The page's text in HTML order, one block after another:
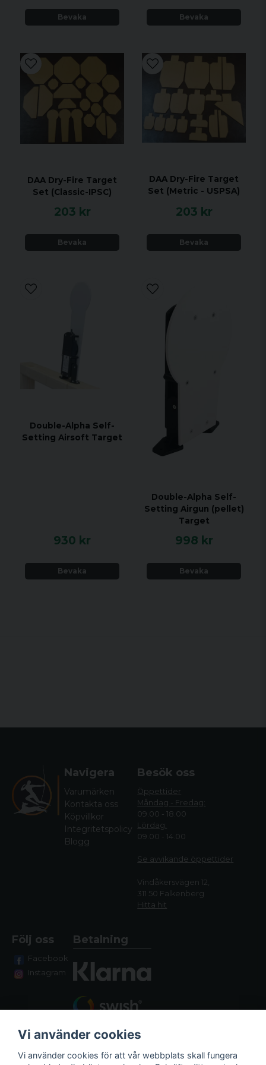
Bevaka Bevaka
DAA Dry-Fire Target
Set (Classic-IPSC)
203 kr
Bevaka
DAA Dry-Fire Target
Set (Metric - USPSA)
203 kr
Bevaka
Double-Alpha Self-
Setting Airsoft Target
930 kr
Bevaka
Double-Alpha Self-
Setting Airgun (pellet)
Target
998 kr
Bevaka
Navigera
Varumärken
Kontakta oss
Köpvillkor
Integritetspolicy
Blogg
Besök oss
Öppettider
Måndag - Fredag:
09.00 - 18.00
Lördag:
09.00 - 14.00
Se avvikande öppettider
Vindåkersvägen 12,
311 50 Falkenberg
Hitta hit
Följ oss
Facebook
Instagram
Betalning
Vi använder cookies
Vi använder cookies för att vår webbplats skall fungera